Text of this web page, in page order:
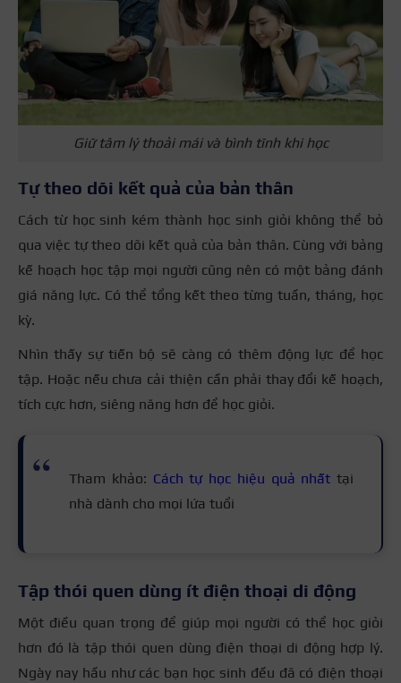
Giữ tâm lý thoải mái và bình tĩnh khi học
Tự theo dõi kết quả của bản thân
Cách từ học sinh kém thành học sinh giỏi không thể bỏ
qua việc tự theo dõi kết quả của bản thân. Cùng với bảng
kế hoạch học tập mọi người cũng nên có một bảng đánh
giá năng lực. Có thể tổng kết theo từng tuần, tháng, học
kỳ.
Nhìn thấy sự tiến bộ sẽ càng có thêm động lực để học
tập. Hoặc nếu chưa cải thiện cần phải thay đổi kế hoạch,
tích cực hơn, siêng năng hơn để học giỏi.
Tham khảo: Cách tự học hiệu quả nhất tại
nhà dành cho mọi lứa tuổi
Tập thói quen dùng ít điện thoại di động
Một điều quan trọng để giúp mọi người có thể học giỏi
hơn đó là tập thói quen dùng điện thoại di động hợp lý.
Ngày nay hầu như các bạn học sinh đều đã có điện thoại